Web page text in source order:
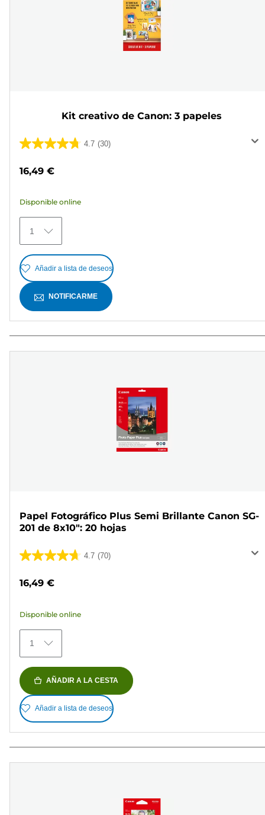
Kit creativo de Canon: 3 papeles
4.7 (30)
4.7
5
30
reseñas
16,49 €
Disponible online
1
Añadir a lista de deseos
NOTIFICARME
Papel Fotográfico Plus Semi Brillante Canon SG-
201 de 8x10": 20 hojas
4.7 (70)
4.7
70
reseñas
16,49 €
Disponible online
1
AÑADIR A LA CESTA
Añadir a lista de deseos